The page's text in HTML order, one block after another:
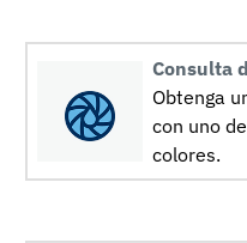
Consulta
Obtenga
con uno
colores.